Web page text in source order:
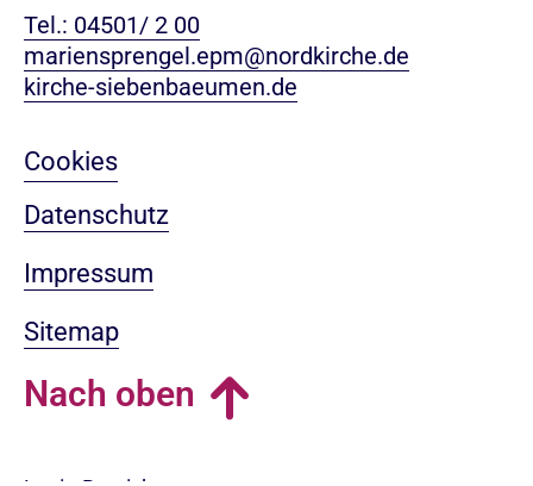
Tel.: 04501/ 2 00
mariensprengel.epm@nordkirche.de
kirche-siebenbaeumen.de
Cookies
Datenschutz
Impressum
Sitemap
Nach oben